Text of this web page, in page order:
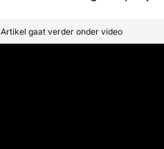
Artikel gaat verder onder video